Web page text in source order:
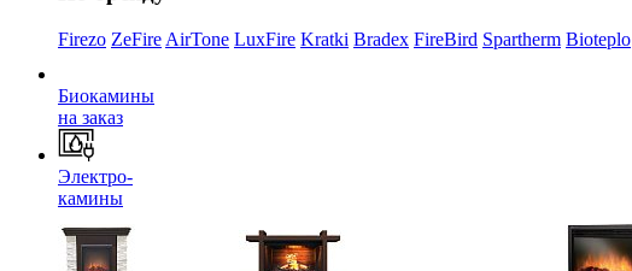
Firezo ZeFire AirTone LuxFire Kratki Bradex FireBird Spartherm Bioteplo
Биокамины
на заказ
Электро-
камины